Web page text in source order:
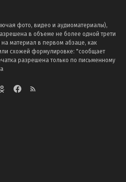
фото, видео и аудиоматериалы),
в объеме не более одной трети
материал в первом абзаце, как
схожей формулировке: "сообщает
разрешена только по письменному